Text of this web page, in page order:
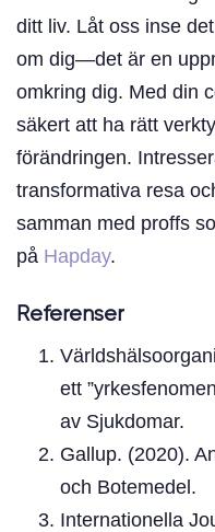
ditt liv. Låt oss inse
om dig—det är en
omkring dig. Med din
säkert att ha rätt
förändringen.
transformativa resa
samman med proffs
på Hapday.
Referenser
ett
av Sjukdomar.
Gallup. (2020).
och Botemedel.
Internationella